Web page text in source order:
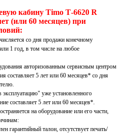
кабину Timo Т-6620 R
(или 60 месяцев) при
со дня продажи конечному
1 год, в том числе на любое
авторизованным сервисным центром
составляет 5 лет или 60 месяцев* со дня
уже установленного
составляет 5 лет или 60 месяцев*.
на оборудование или его части,
гарантийный талон, отсутствует печать/